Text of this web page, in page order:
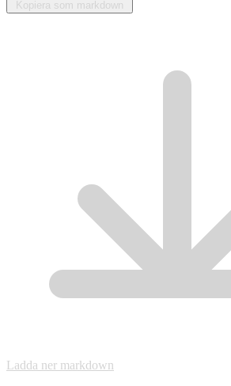
Kopiera som markdown
Ladda ner markdown